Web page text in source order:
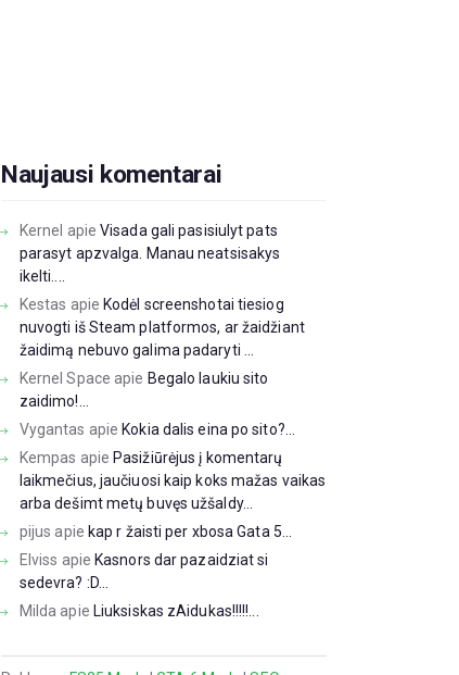
Naujausi komentarai
Kernel apieVisada gali pasisiulyt pats
parasyt apzvalga. Manau neatsisakys
ikelti....
Kestas apie Kodėl screenshotai tiesiog
nuvogti iš Steam platformos, ar žaidžiant
žaidimą nebuvo galima padaryti ...
Kernel Space apie Begalo laukiu sito
zaidimo!...
Vygantas apie Kokia dalis eina po sito?...
Kempas apie Pasižiūrėjus į komentarų
laikmečius, jaučiuosi kaip koks mažas vaikas
arba dešimt metų buvęs užšaldy...
pijus apie kap r žaisti per xbosa Gata 5...
Elviss apie Kasnors dar pazaidziat si
sedevra? :D...
Milda apie Liuksiskas zAidukas!!!!!...